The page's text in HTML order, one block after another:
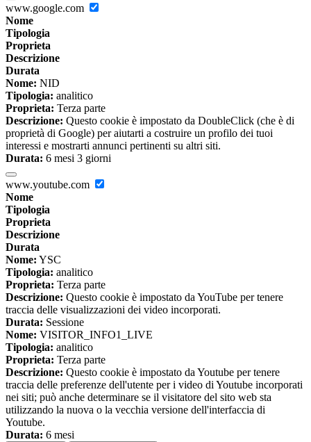
www.google.com
Nome
Tipologia
Proprieta
Descrizione
Durata
Nome: NID
Tipologia: analitico
Proprieta: Terza parte
Descrizione: Questo cookie è impostato da DoubleClick (che è di
proprietà di Google) per aiutarti a costruire un profilo dei tuoi
interessi e mostrarti annunci pertinenti su altri siti.
Durata: 6 mesi 3 giorni
www.youtube.com
Nome
Tipologia
Proprieta
Descrizione
Durata
Nome: YSC
Tipologia: analitico
Proprieta: Terza parte
Descrizione: Questo cookie è impostato da YouTube per tenere
traccia delle visualizzazioni dei video incorporati.
Durata: Sessione
Nome: VISITOR_INFO1_LIVE
Tipologia: analitico
Proprieta: Terza parte
Descrizione: Questo cookie è impostato da Youtube per tenere
traccia delle preferenze dell'utente per i video di Youtube incorporati
nei siti; può anche determinare se il visitatore del sito web sta
utilizzando la nuova o la vecchia versione dell'interfaccia di
Youtube.
Durata: 6 mesi